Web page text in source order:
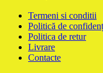
Termeni si conditii
Politică de
Politica de retur
Livrare
Contacte